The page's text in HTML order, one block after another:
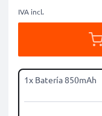
IVA incl.
1x Batería 850mAh